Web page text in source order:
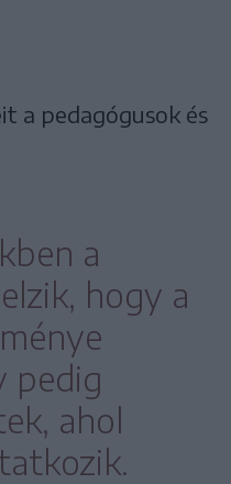
a pedagógusok és
a
hogy a
pedig
ahol